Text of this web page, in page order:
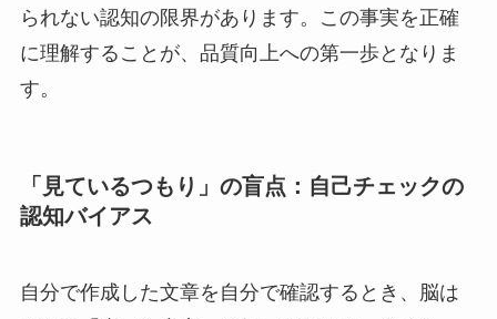
られない認知の限界があります。この事実を正確
に理解することが、品質向上への第一歩となりま
す。
「見ているつもり」の盲点：自己チェックの
認知バイアス
自分で作成した文章を自分で確認するとき、脳は